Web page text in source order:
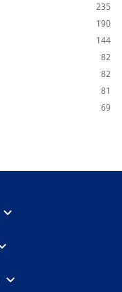
235
190
144
82
82
81
69